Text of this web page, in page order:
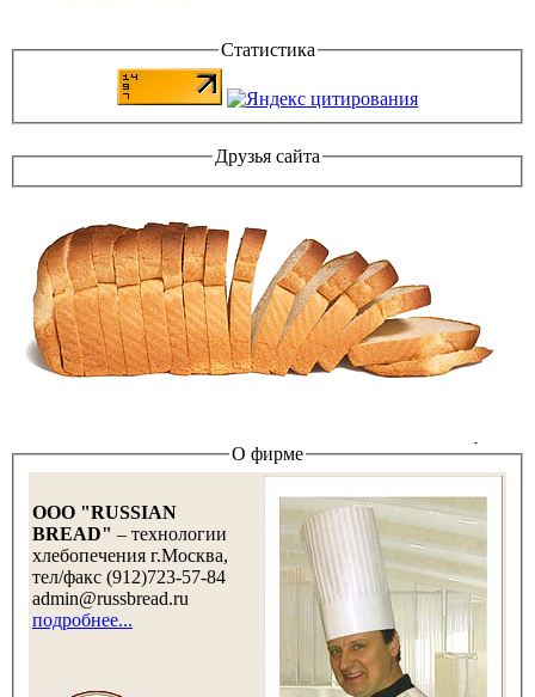
Статистика
Друзья сайта
О фирме
OOO "RUSSIAN
BREAD" – технологии
хлебопечения г.Москва,
тел/факс (912)723-57-84
admin@russbread.ru
подробнее...